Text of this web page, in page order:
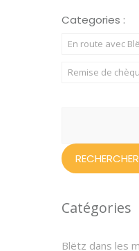
Categories :
En route avec
Remise de
Catégories
Blëtz dans les